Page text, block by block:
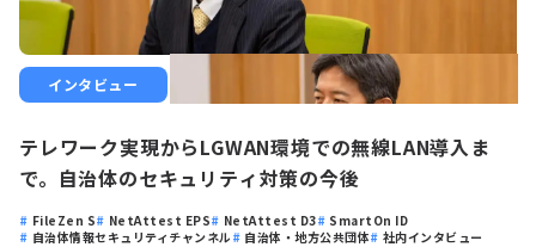
インタビュー
テレワーク実現からLGWAN環境での無線LAN導入ま
で。自治体のセキュリティ対策の今後
FileZen S NetAttest EPS NetAttest D3
SmartOn ID
自治体情報セキュリティチャンネル
自治体・地方公共団体
社内インタビュー